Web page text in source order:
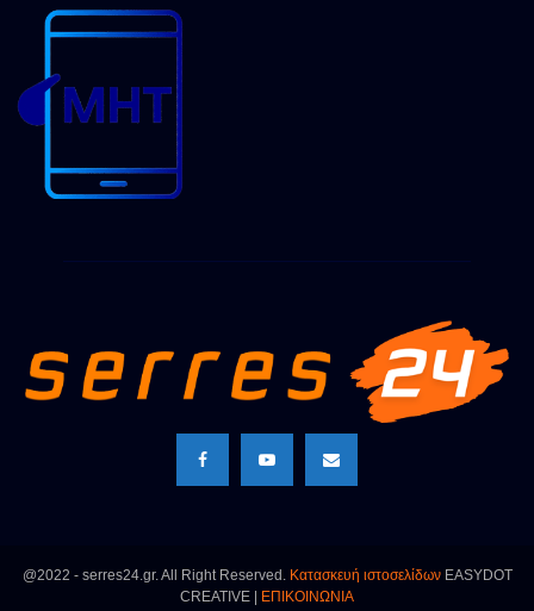
@2022 - serres24.gr. All Right Reserved. Κατασκευή ιστοσελίδωνEASYDOT
CREATIVE |
ΕΠΙΚΟΙΝΩΝΙΑ